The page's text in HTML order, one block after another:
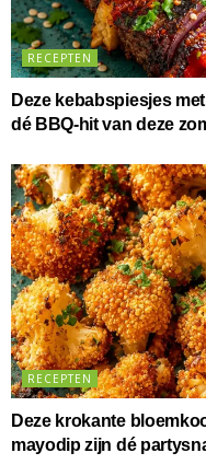
RECEPTEN
Deze kebabspiesjes
dé BBQ-hit van deze
RECEPTEN
Deze krokante
mayodip zijn dé